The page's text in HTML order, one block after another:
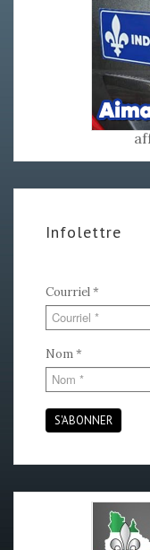
Infolettre
Courriel*
Nom*
S'ABONNER